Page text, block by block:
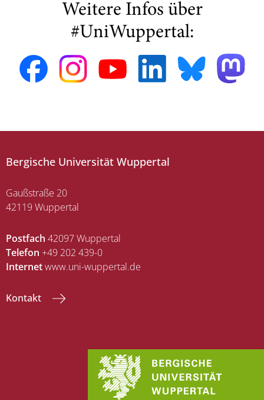
Weitere Infos über
#UniWuppertal:
Bergische Universität Wuppertal
Gaußstraße 20
42119 Wuppertal
Postfach 42097 Wuppertal
Telefon +49 202 439-0
Internetwww.uni-wuppertal.de
Kontakt